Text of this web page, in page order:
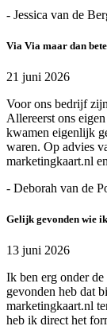
- Jessica van de
Via Via maar dan
21 juni 2026
Voor ons bedrijf
Allereerst ons
kwamen eigenlijk
waren. Op advies
marketingkaart.nl
- Deborah van de
Gelijk gevonden wie
13 juni 2026
Ik ben erg onder
gevonden heb dat
marketingkaart.nl
heb ik direct het